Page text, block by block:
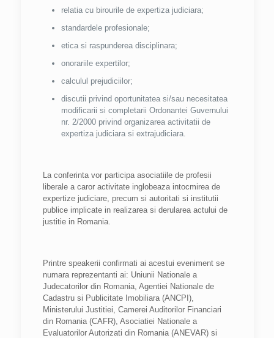
relatia cu birourile de expertiza judiciara;
standardele profesionale;
etica si raspunderea disciplinara;
onorariile expertilor;
calculul prejudiciilor;
discutii privind oportunitatea si/sau necesitatea
modificarii si completarii Ordonantei Guvernului
nr. 2/2000 privind organizarea activitatii de
expertiza judiciara si extrajudiciara.
La conferinta vor participa asociatiile de profesii
liberale a caror activitate inglobeaza intocmirea de
expertize judiciare, precum si autoritati si institutii
publice implicate in realizarea si derularea actului de
justitie in Romania.
Printre speakerii confirmati ai acestui eveniment se
numara reprezentanti ai: Uniunii Nationale a
Judecatorilor din Romania, Agentiei Nationale de
Cadastru si Publicitate Imobiliara (ANCPI),
Ministerului Justitiei, Camerei Auditorilor Financiari
din Romania (CAFR), Asociatiei Nationale a
Evaluatorilor Autorizati din Romania (ANEVAR) si